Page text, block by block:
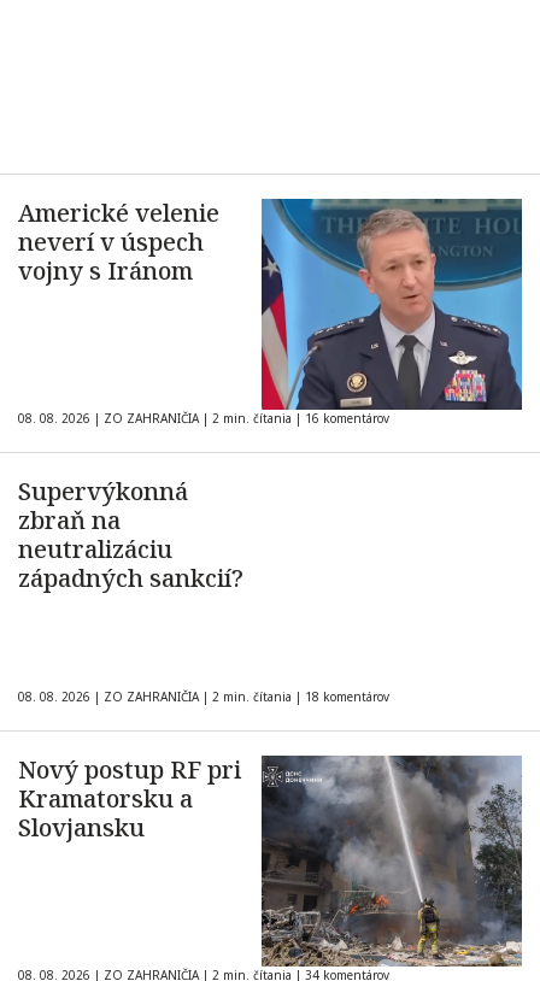
Americké velenie
neverí v úspech
vojny s Iránom
08. 08. 2026 | ZO ZAHRANIČIA | 2 min. čítania | 16 komentárov
Supervýkonná
zbraň na
neutralizáciu
západných sankcií?
08. 08. 2026 | ZO ZAHRANIČIA | 2 min. čítania | 18 komentárov
Nový postup RF pri
Kramatorsku a
Slovjansku
08. 08. 2026 | ZO ZAHRANIČIA | 2 min. čítania | 34 komentárov